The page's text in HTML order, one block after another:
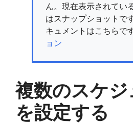
ん。現在表示されてい
はスナップショットで
キュメントはこちらで
ョン
複数のスケ
を設定する